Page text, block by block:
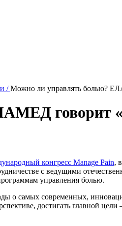
/Можно ли управлять болью?
говорит
конгресс Manage Pain,
с ведущими
управления болью.
о самых современных,
достигать главной